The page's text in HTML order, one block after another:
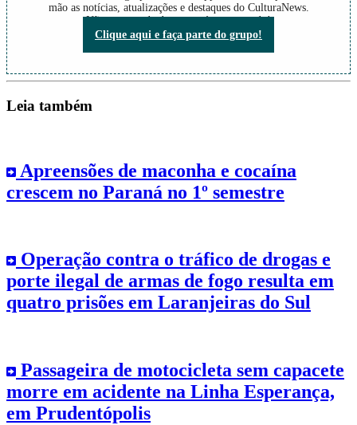
mão as notícias, atualizações e destaques do CulturaNews.
Não perca nada do que está acontecendo!
Clique aqui e faça parte do grupo!
Leia também
Apreensões de maconha e cocaína
crescem no Paraná no 1º semestre
Operação contra o tráfico de drogas e
porte ilegal de armas de fogo resulta em
quatro prisões em Laranjeiras do Sul
Passageira de motocicleta sem capacete
morre em acidente na Linha Esperança,
em Prudentópolis